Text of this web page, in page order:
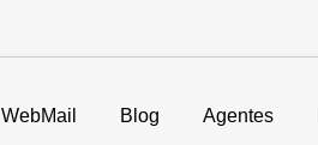
WebMail Blog Agentes